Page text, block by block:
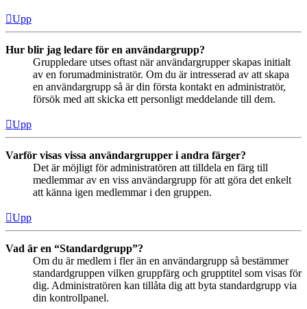
Upp
Hur blir jag ledare för en användargrupp?
Gruppledare utses oftast när användargrupper skapas initialt
av en forumadministratör. Om du är intresserad av att skapa
en användargrupp så är din första kontakt en administratör,
försök med att skicka ett personligt meddelande till dem.
Upp
Varför visas vissa användargrupper i andra färger?
Det är möjligt för administratören att tilldela en färg till
medlemmar av en viss användargrupp för att göra det enkelt
att känna igen medlemmar i den gruppen.
Upp
Vad är en “Standardgrupp”?
Om du är medlem i fler än en användargrupp så bestämmer
standardgruppen vilken gruppfärg och grupptitel som visas för
dig. Administratören kan tillåta dig att byta standardgrupp via
din kontrollpanel.